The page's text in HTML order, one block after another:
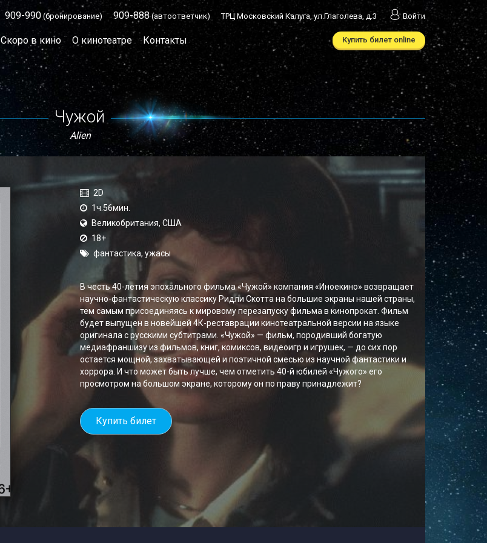
909-990 (бронирование) 909-888(автоответчик) ТРЦ Московский Калуга, ул.Глаголева, д.3 Войти
Скоро в кино О кинотеатре Контакты Купить билет online
Alien
Чужой
2D
1ч.56мин.
Великобритания, США
18+
фантастика, ужасы
В честь 40-летия эпохального фильма «Чужой» компания «Иноекино» возвращает
научно-фантастическую классику Ридли Скотта на большие экраны нашей страны,
тем самым присоединяясь к мировому перезапуску фильма в кинопрокат. Фильм
будет выпущен в новейшей 4К-реставрации кинотеатральной версии на языке
оригинала с русскими субтитрами. «Чужой» — фильм, породивший богатую
медиафраншизу из фильмов, книг, комиксов, видеоигр и игрушек, — до сих пор
остается мощной, захватывающей и поэтичной смесью из научной фантастики и
хоррора. И что может быть лучше, чем отметить 40-й юбилей «Чужого» его
просмотром на большом экране, которому он по праву принадлежит?
Купить билет